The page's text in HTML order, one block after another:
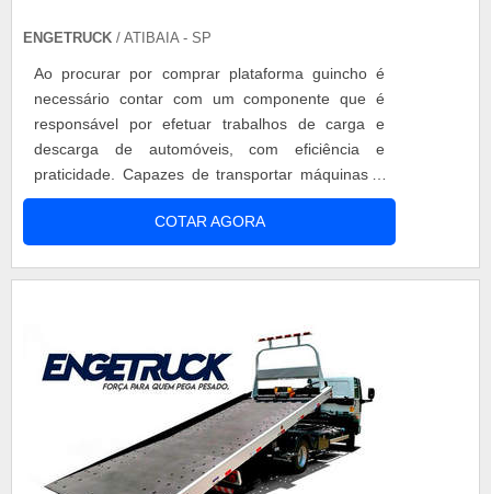
ENGETRUCK / ATIBAIA - SP
Ao procurar por comprar plataforma guincho é
necessário contar com um componente que é
responsável por efetuar trabalhos de carga e
descarga de automóveis, com eficiência e
praticidade. Capazes de transportar máquinas e
equipamentos pesados, as plataformas guinchos
tem como objetivo garantir resultados assertivos
para esse tipo de serviço. A importância de
COTAR AGORA